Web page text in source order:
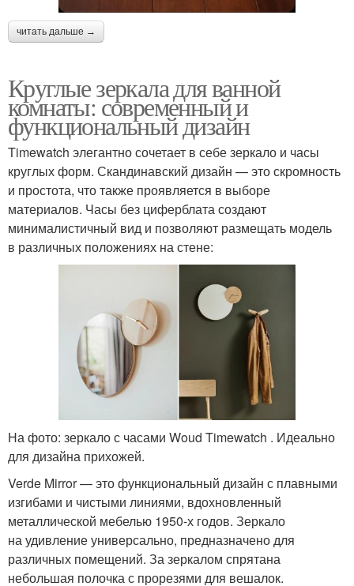
читать дальше →
Круглые зеркала для ванной
комнаты: современный и
функциональный дизайн
Timewatch элегантно сочетает в себе зеркало и часы
круглых форм. Скандинавский дизайн — это скромность
и простота, что также проявляется в выборе
материалов. Часы без циферблата создают
минималистичный вид и позволяют размещать модель
в различных положениях на стене:
На фото: зеркало с часами Woud Timewatch . Идеально
для дизайна прихожей.
Verde Mirror — это функциональный дизайн с плавными
изгибами и чистыми линиями, вдохновленный
металлической мебелью 1950-х годов. Зеркало
на удивление универсально, предназначено для
различных помещений. За зеркалом спрятана
небольшая полочка с прорезями для вешалок.